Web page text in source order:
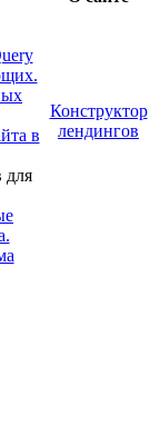
в
для
Конструктор
лендингов